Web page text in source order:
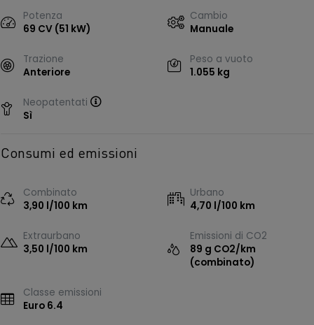
Potenza
69 CV (51 kW)
Cambio
Manuale
Trazione
Anteriore
Peso a vuoto
1.055 kg
Neopatentati
Sì
Consumi ed emissioni
Combinato
3,90 l/100 km
Urbano
4,70 l/100 km
Extraurbano
3,50 l/100 km
Emissioni di CO2
89 g CO2/km
(combinato)
Classe emissioni
Euro 6.4